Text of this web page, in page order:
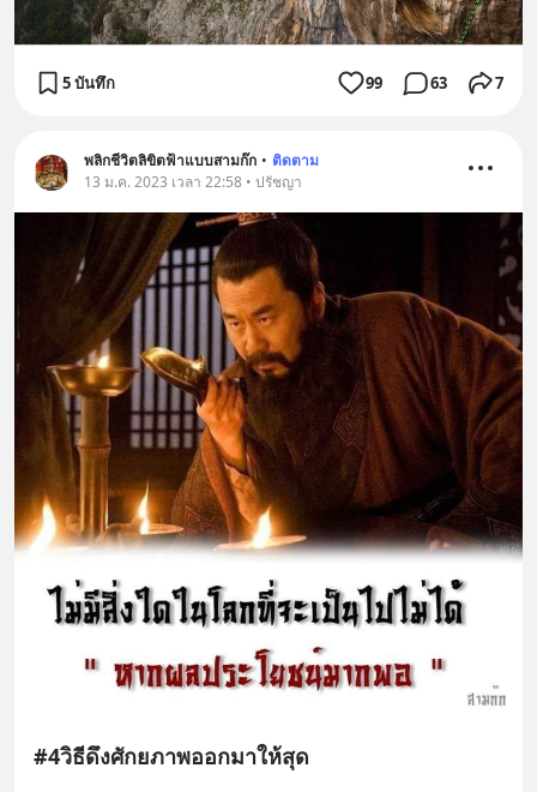
5 บันทึก 99 63 7
พลิกชีวิตลิขิตฟ้าแบบสามก๊ก • ติดตาม
13 ม.ค. 2023 เวลา 22:58 • ปรัชญา
#4วิธีดึงศักยภาพออกมาให้สุด